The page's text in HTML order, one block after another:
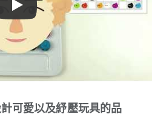
Play
可愛以及紓壓玩具的品